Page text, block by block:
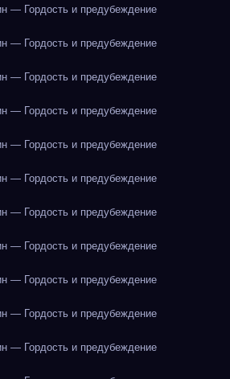
— Гордость и предубеждение
— Гордость и предубеждение
— Гордость и предубеждение
— Гордость и предубеждение
— Гордость и предубеждение
— Гордость и предубеждение
— Гордость и предубеждение
— Гордость и предубеждение
— Гордость и предубеждение
— Гордость и предубеждение
— Гордость и предубеждение